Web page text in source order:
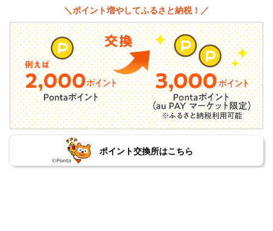
＼ポイント増やしてふるさと納税！／
ポイント交換所はこちら